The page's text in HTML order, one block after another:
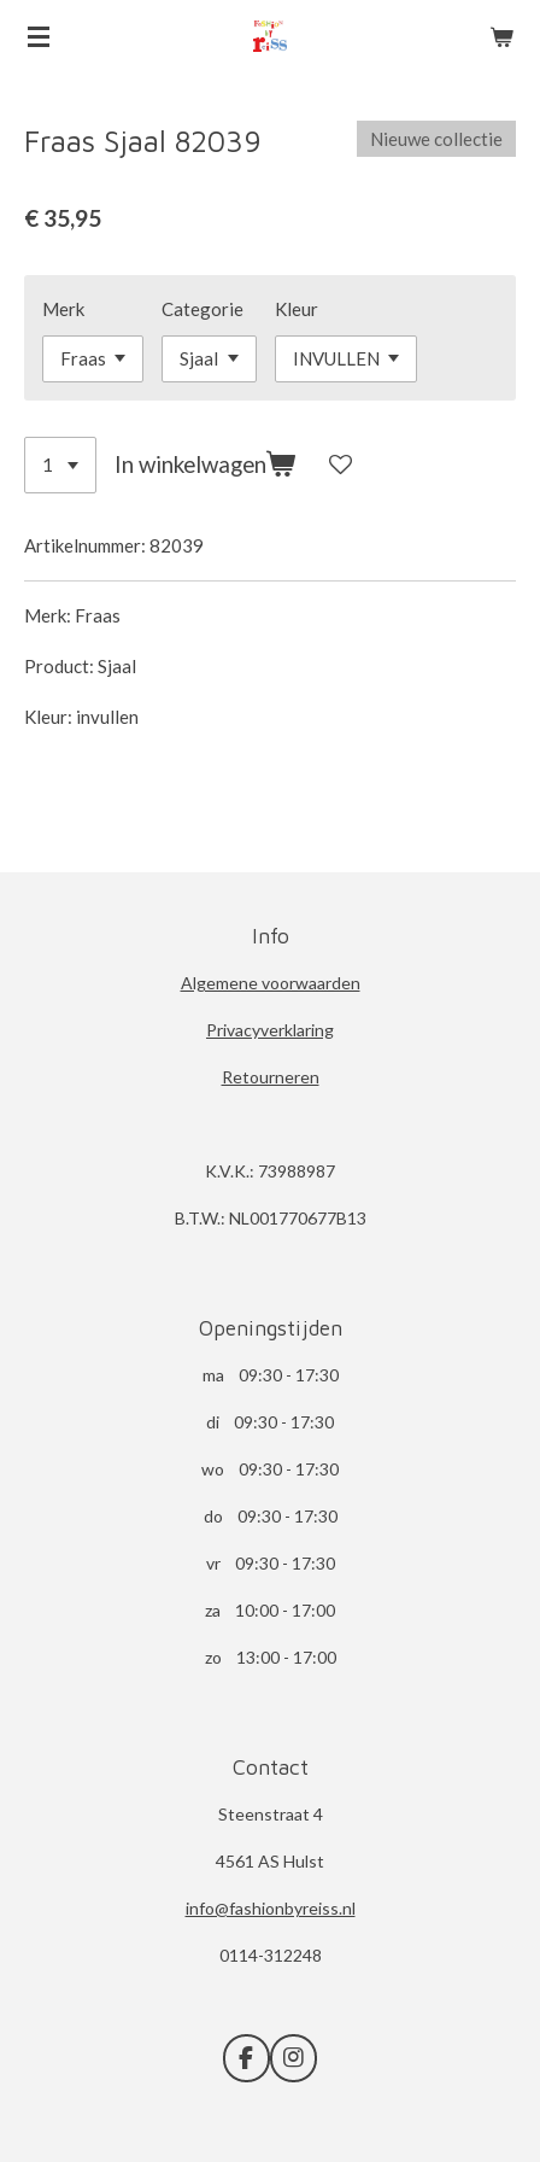
Ga
hoofdinhoud
Fraas Sjaal 82039 Nieuwe collectie
€ 35,95
Merk Categorie Kleur
In winkelwagen
Artikelnummer: 82039
Merk: Fraas
Product: Sjaal
Kleur: invullen
Info
Algemene voorwaarden
Privacyverklaring
Retourneren
K.V.K.: 73988987
B.T.W.: NL001770677B13
Openingstijden
ma 09:30 - 17:30
di 09:30 - 17:30
wo 09:30 - 17:30
do 09:30 - 17:30
vr 09:30 - 17:30
za 10:00 - 17:00
zo 13:00 - 17:00
Contact
Steenstraat 4
4561 AS Hulst
info@fashionbyreiss.nl
0114-312248
F
a
I
n